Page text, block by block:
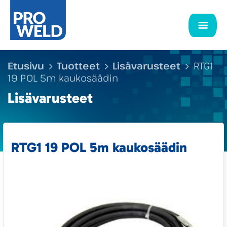
Etusivu Tuotteet Lisävarusteet
RTG1
19 POL 5m kaukosäädin
Lisävarusteet
RTG1 19 POL 5m kaukosäädin